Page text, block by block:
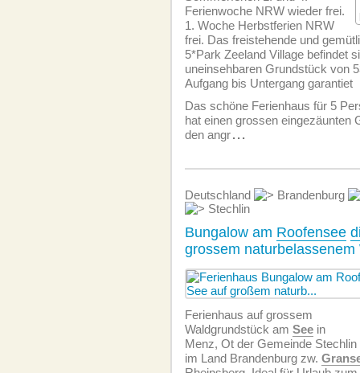
Ferienwoche NRW wieder frei.
1. Woche Herbstferien NRW
frei. Das freistehende und
5*Park Zeeland Village befindet
uneinsehbaren Grundstück von
Aufgang bis Untergang garantiet
Das schöne Ferienhaus für 5
hat einen grossen eingezäunten
den angr...
Deutschland
Brandenburg
Stechlin
Bungalow am Roofensee
grossem naturbelassenem
Ferienhaus auf grossem
Waldgrundstück am See in
Menz, Ot der Gemeinde Stechlin
im Land Brandenburg zw.